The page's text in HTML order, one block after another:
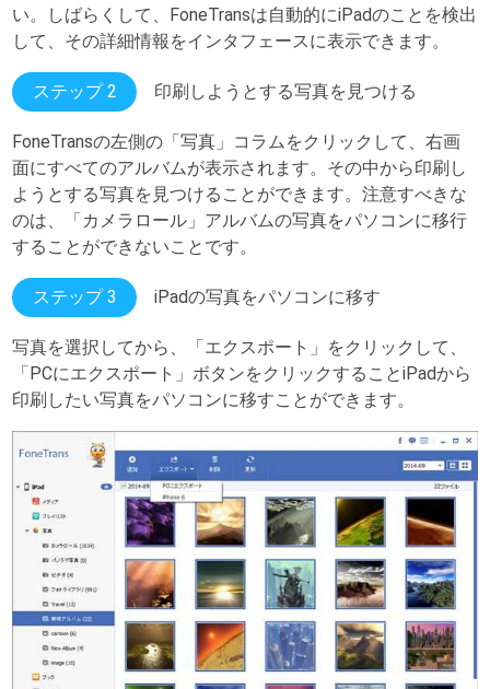
い。しばらくして、FoneTransは自動的にiPadのことを検出
して、その詳細情報をインタフェースに表示できます。
ステップ 2 印刷しようとする写真を見つける
FoneTransの左側の「写真」コラムをクリックして、右画
面にすべてのアルバムが表示されます。その中から印刷し
ようとする写真を見つけることができます。注意すべきな
のは、「カメラロール」アルバムの写真をパソコンに移行
することができないことです。
ステップ 3 iPadの写真をパソコンに移す
写真を選択してから、「エクスポート」をクリックして、
「PCにエクスポート」ボタンをクリックすることiPadから
印刷したい写真をパソコンに移すことができます。